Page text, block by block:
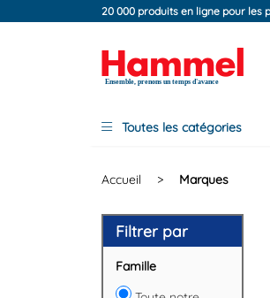
20 000 produits en ligne pour les
Ensemble, prenons un temps d'avance
Toutes les catégories
Accueil > Marques
Filtrer par
Famille